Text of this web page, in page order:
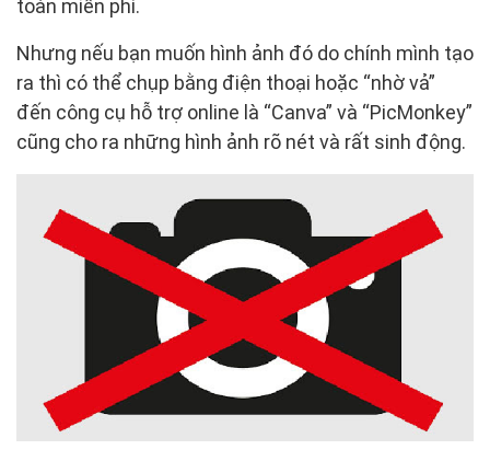
toàn miễn phí.
Nhưng nếu bạn muốn hình ảnh đó do chính mình tạo
ra thì có thể chụp bằng điện thoại hoặc “nhờ vả”
đến công cụ hỗ trợ online là “Canva” và “PicMonkey”
cũng cho ra những hình ảnh rõ nét và rất sinh động.